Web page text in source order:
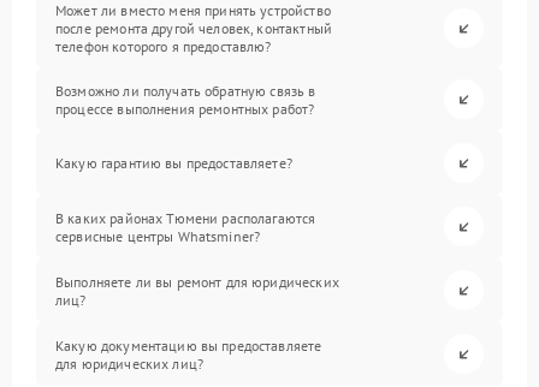
Может ли вместо меня принять устройство
после ремонта другой человек, контактный
телефон которого я предоставлю?
Возможно ли получать обратную связь в
процессе выполнения ремонтных работ?
Какую гарантию вы предоставляете?
В каких районах Тюмени располагаются
сервисные центры Whatsminer?
Выполняете ли вы ремонт для юридических
лиц?
Какую документацию вы предоставляете
для юридических лиц?